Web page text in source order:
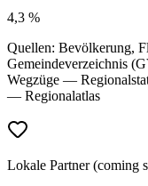
4,3 %
Quellen: Bevölkerung,
Gemeindeverzeichnis
Wegzüge —
— Regionalatlas
Lokale Partner (coming